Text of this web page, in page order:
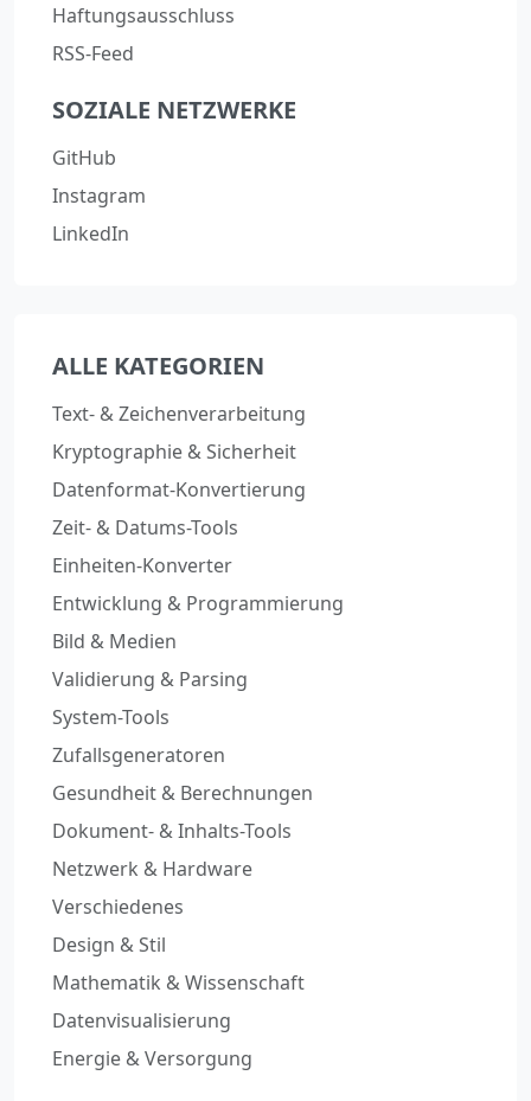
Haftungsausschluss
RSS-Feed
SOZIALE NETZWERKE
GitHub
Instagram
LinkedIn
ALLE KATEGORIEN
Text- & Zeichenverarbeitung
Kryptographie & Sicherheit
Datenformat-Konvertierung
Zeit- & Datums-Tools
Einheiten-Konverter
Entwicklung & Programmierung
Bild & Medien
Validierung & Parsing
System-Tools
Zufallsgeneratoren
Gesundheit & Berechnungen
Dokument- & Inhalts-Tools
Netzwerk & Hardware
Verschiedenes
Design & Stil
Mathematik & Wissenschaft
Datenvisualisierung
Energie & Versorgung